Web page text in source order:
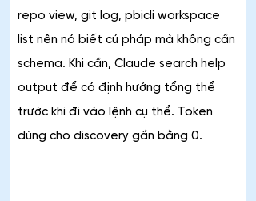
repo view, git log, pbicli workspace
list nên nó biết cú pháp mà không cần
schema. Khi cần, Claude search help
output để có định hướng tổng thể
trước khi đi vào lệnh cụ thể. Token
dùng cho discovery gần bằng 0.